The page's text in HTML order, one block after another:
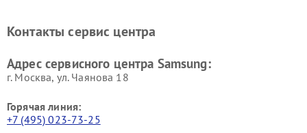
Контакты сервис центра
Адрес сервисного центра Samsung:
г. Москва, ул. Чаянова 18
Горячая линия:
+7 (495) 023-73-25